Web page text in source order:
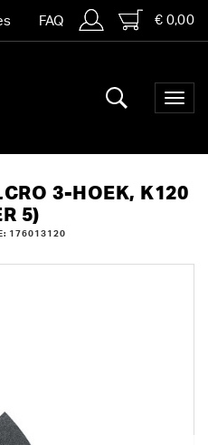
FAQ € 0,00
3-HOEK, K120
5)
176013120